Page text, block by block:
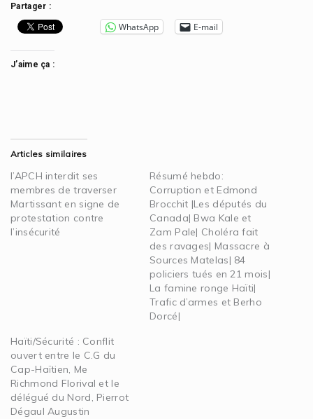
Partager :
WhatsApp E-mail
J’aime ça :
Articles similaires
l’APCH interdit ses
membres de traverser
Martissant en signe de
protestation contre
l’insécurité
Résumé hebdo:
Corruption et Edmond
Brocchit |Les députés du
Canada| Bwa Kale et
Zam Pale| Choléra fait
des ravages| Massacre à
Sources Matelas| 84
policiers tués en 21 mois|
La famine ronge Haïti|
Trafic d’armes et Berho
Dorcé|
Haïti/Sécurité : Conflit
ouvert entre le C.G du
Cap-Haïtien, Me
Richmond Florival et le
délégué du Nord, Pierrot
Dégaul Augustin